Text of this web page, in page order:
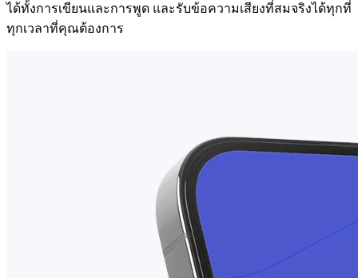
ได้ทั้งการเขียนและการพูด และรับข้อความเสียงที่สมจริงได้ทุกที่
ทุกเวลาที่คุณต้องการ